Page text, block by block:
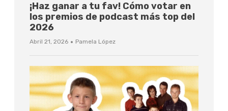
¡Haz ganar a tu fav! Cómo votar en
los premios de podcast más top del
2026
Abril 21, 2026 · Pamela López